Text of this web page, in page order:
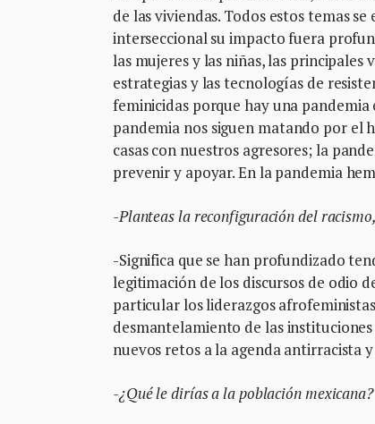
de las viviendas. Todos estos temas
interseccional su impacto fuera
las mujeres y las niñas, las
estrategias y las tecnologías de
feminicidas porque hay una
pandemia nos siguen matando por el
casas con nuestros agresores; la
prevenir y apoyar. En la pandemia
-Planteas la reconfiguración del
-Significa que se han profundizado
legitimación de los discursos de odio
particular los liderazgos
desmantelamiento de las
nuevos retos a la agenda antirracista
-¿Qué le dirías a la población mexicana?